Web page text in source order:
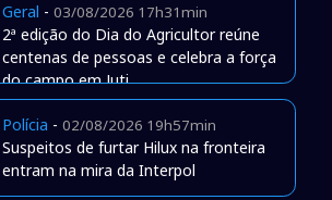
Geral - 03/08/2026 17h31min
2ª edição do Dia do Agricultor reúne
centenas de pessoas e celebra a força
do campo em Juti
Polícia - 02/08/2026 19h57min
Suspeitos de furtar Hilux na fronteira
entram na mira da Interpol